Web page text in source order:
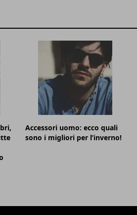
Accessori uomo: ecco quali
sono i migliori per l’inverno!